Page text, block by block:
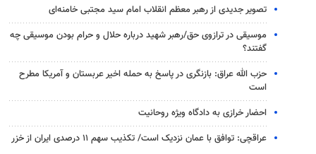
تصویر جدیدی از رهبر معظم انقلاب امام سید مجتبی خامنه‌ای
موسیقی در ترازوی حق/رهبر شهید درباره حلال و حرام بودن موسیقی چه
گفتند؟
حزب الله عراق: بازنگری در پاسخ به حمله اخیر عربستان و آمریکا مطرح
است
احضار خرازی به دادگاه ویژه روحانیت
عراقچی: توافق با عمان نزدیک است/ تکذیب سهم ۱۱ درصدی ایران از خزر